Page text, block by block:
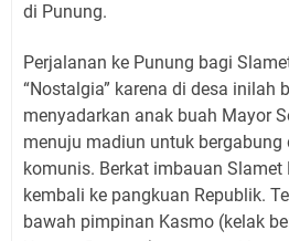
di Punung.
Perjalanan ke Punung bagi
“Nostalgia” karena di desa inilah
menyadarkan anak buah Mayor
menuju madiun untuk bergabung
komunis. Berkat imbauan Slamet
kembali ke pangkuan Republik.
bawah pimpinan Kasmo (kelak